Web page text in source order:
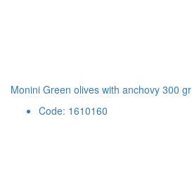
Monini Green olives with anchovy 300 gr
Code: 1610160